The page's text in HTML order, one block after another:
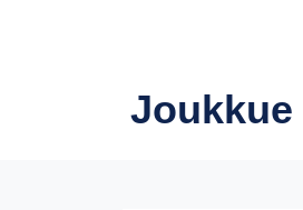
Joukkue